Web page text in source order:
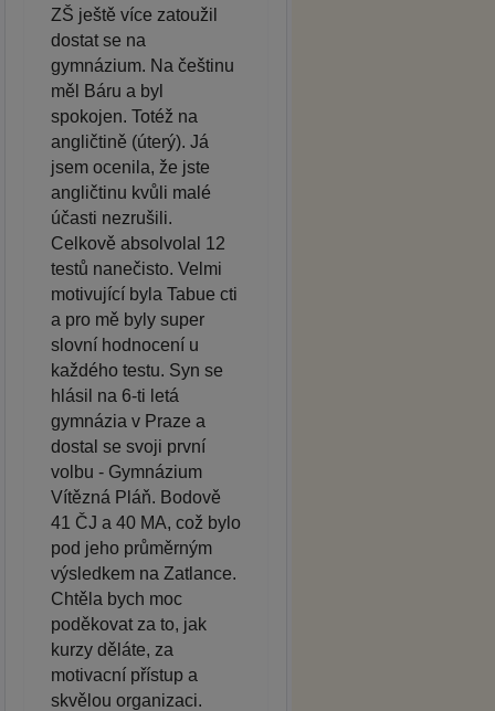
ZŠ ještě více zatoužil
dostat se na
gymnázium. Na češtinu
měl Báru a byl
spokojen. Totéž na
angličtině (úterý). Já
jsem ocenila, že jste
angličtinu kvůli malé
účasti nezrušili.
Celkově absolvolal 12
testů nanečisto. Velmi
motivující byla Tabue cti
a pro mě byly super
slovní hodnocení u
každého testu. Syn se
hlásil na 6-ti letá
gymnázia v Praze a
dostal se svoji první
volbu - Gymnázium
Vítězná Pláň. Bodově
41 ČJ a 40 MA, což bylo
pod jeho průměrným
výsledkem na Zatlance.
Chtěla bych moc
poděkovat za to, jak
kurzy děláte, za
motivacní přístup a
skvělou organizaci.